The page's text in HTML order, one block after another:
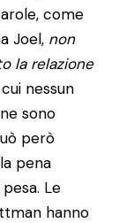
come
Joel, non
la relazione
nessun
sono
però
pena
Le
hanno